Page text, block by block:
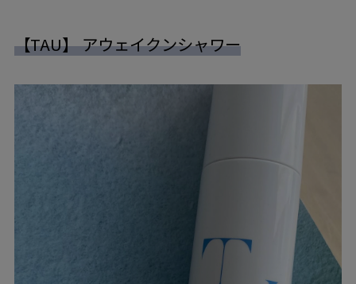
【TAU】 アウェイクンシャワー